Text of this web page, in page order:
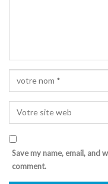
Save my name, email, and
comment.